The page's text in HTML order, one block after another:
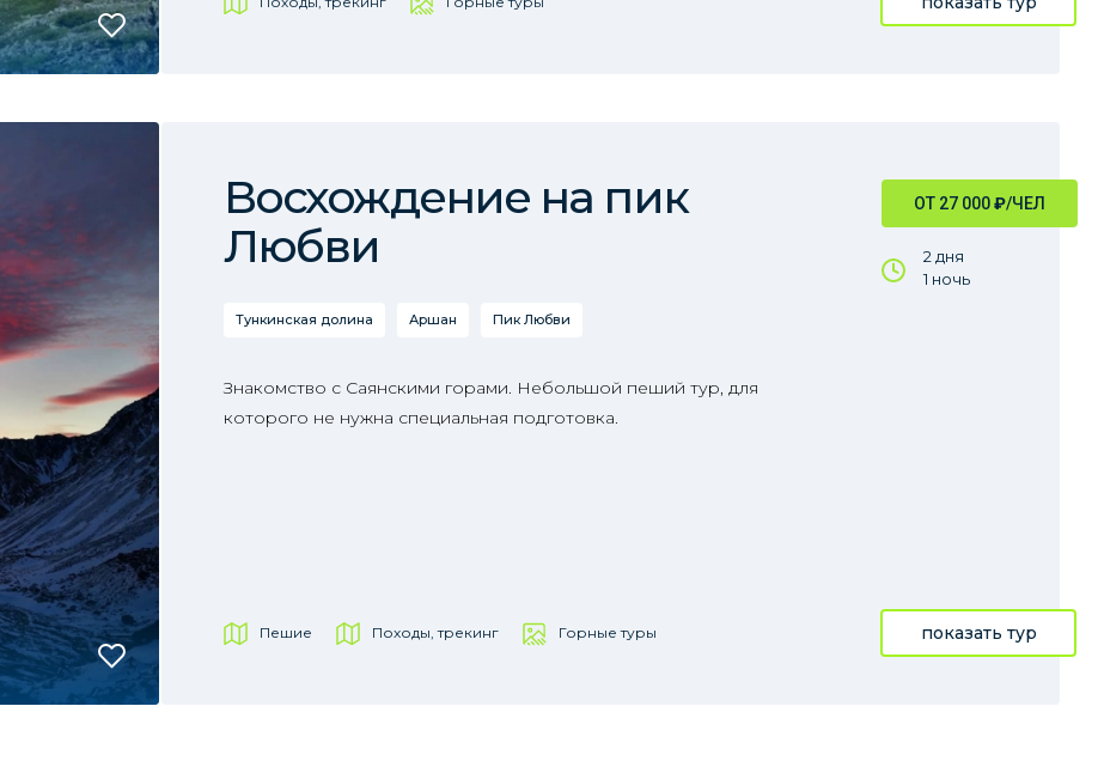
ОТ 27 000₽/ЧЕЛ
2 дня
1 ночь
Восхождение на пик
Любви
Тункинская долина Аршан Пик Любви
Знакомство с Саянскими горами. Небольшой пеший тур, для
которого не нужна специальная подготовка.
Пешие Походы, трекинг Горные туры показать тур